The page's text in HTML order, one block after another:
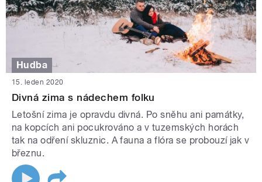
Hudba
15. leden 2020
Divná zima s nádechem folku
Letošní zima je opravdu divná. Po sněhu ani památky,
na kopcích ani pocukrováno a v tuzemských horách
tak na odření skluznic. A fauna a flóra se probouzí jak v
březnu.